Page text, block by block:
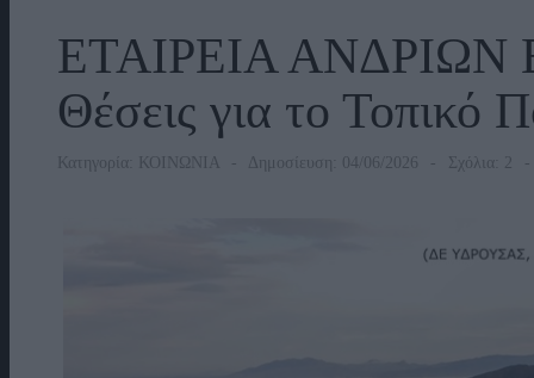
ΕΤΑΙΡΕΙΑ
Θέσεις για το Τοπικό
Κατηγορία: ΚΟΙΝΩΝΙΑ Δημοσίευση: 04/06/2026 Σχόλια: 2